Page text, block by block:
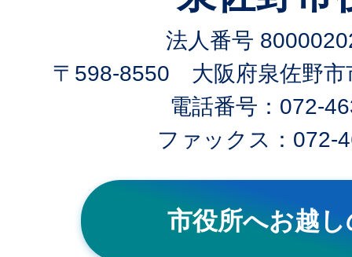
法人番号
〒598-8550 大阪府泉佐野市
電話番号：072-
ファックス：072-
市役所へお越